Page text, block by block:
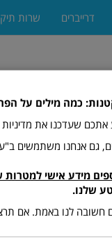
מגרסות מתכלים
דרייברים שרות
כמה מילים על
אתכם שעדכנו את
מידע אישי למטרות
שלנו.
חשובה לנו באמת. אם